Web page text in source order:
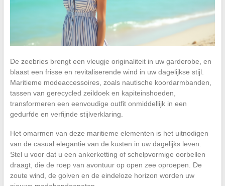
De zeebries brengt een vleugje originaliteit in uw garderobe, en
blaast een frisse en revitaliserende wind in uw dagelijkse stijl.
Maritieme modeaccessoires, zoals nautische koordarmbanden,
tassen van gerecycled zeildoek en kapiteinshoeden,
transformeren een eenvoudige outfit onmiddellijk in een
gedurfde en verfijnde stijlverklaring.
Het omarmen van deze maritieme elementen is het uitnodigen
van de casual elegantie van de kusten in uw dagelijks leven.
Stel u voor dat u een ankerketting of schelpvormige oorbellen
draagt, die de roep van avontuur op open zee oproepen. De
zoute wind, de golven en de eindeloze horizon worden uw